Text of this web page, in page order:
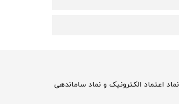
نماد اعتماد الکترونیک و نماد ساماندهی